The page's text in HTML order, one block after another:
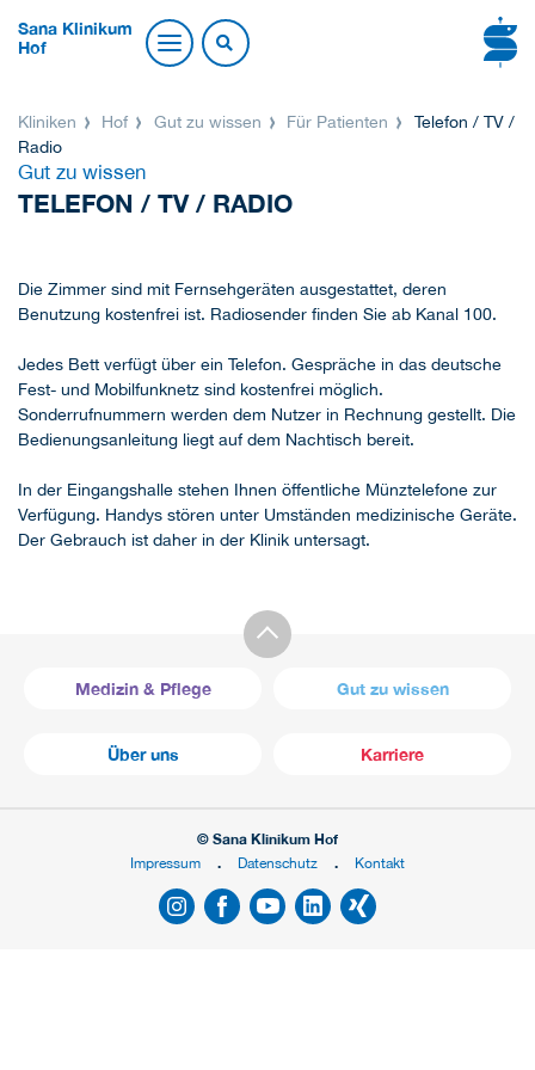
Sana Klinikum
Hof
Kliniken Hof Gut zu wissen Für Patienten
Telefon / TV /
Radio
Gut zu wissen
TELEFON / TV / RADIO
Die Zimmer sind mit Fernsehgeräten ausgestattet, deren
Benutzung kostenfrei ist. Radiosender finden Sie ab Kanal 100.
Jedes Bett verfügt über ein Telefon. Gespräche in das deutsche
Fest- und Mobilfunknetz sind kostenfrei möglich.
Sonderrufnummern werden dem Nutzer in Rechnung gestellt. Die
Bedienungsanleitung liegt auf dem Nachtisch bereit.
In der Eingangshalle stehen Ihnen öffentliche Münztelefone zur
Verfügung. Handys stören unter Umständen medizinische Geräte.
Der Gebrauch ist daher in der Klinik untersagt.
Medizin & Pflege Gut zu wissen
Über uns Karriere
© Sana Klinikum Hof
Impressum
Datenschutz Kontakt